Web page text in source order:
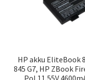
HP akku EliteBook
845 G7, HP ZBook